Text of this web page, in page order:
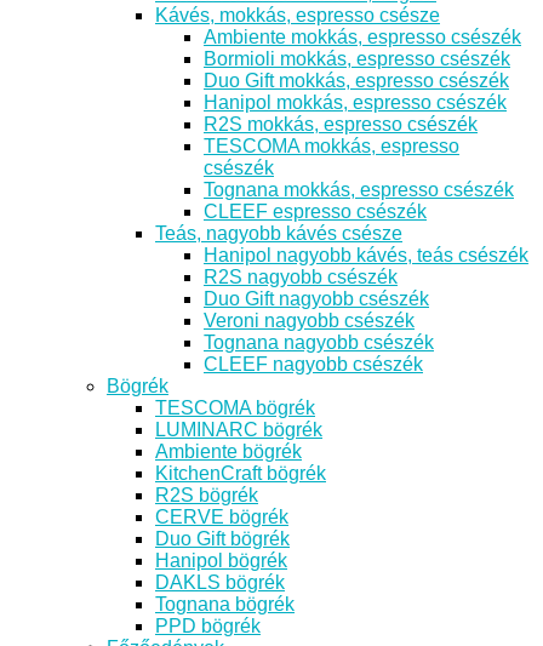
Kávés, mokkás, espresso csésze
Ambiente mokkás, espresso csészék
Bormioli mokkás, espresso csészék
Duo Gift mokkás, espresso csészék
Hanipol mokkás, espresso csészék
R2S mokkás, espresso csészék
TESCOMA mokkás, espresso
csészék
Tognana mokkás, espresso csészék
CLEEF espresso csészék
Teás, nagyobb kávés csésze
Hanipol nagyobb kávés, teás csészék
R2S nagyobb csészék
Duo Gift nagyobb csészék
Veroni nagyobb csészék
Tognana nagyobb csészék
CLEEF nagyobb csészék
Bögrék
TESCOMA bögrék
LUMINARC bögrék
Ambiente bögrék
KitchenCraft bögrék
R2S bögrék
CERVE bögrék
Duo Gift bögrék
Hanipol bögrék
DAKLS bögrék
Tognana bögrék
PPD bögrék